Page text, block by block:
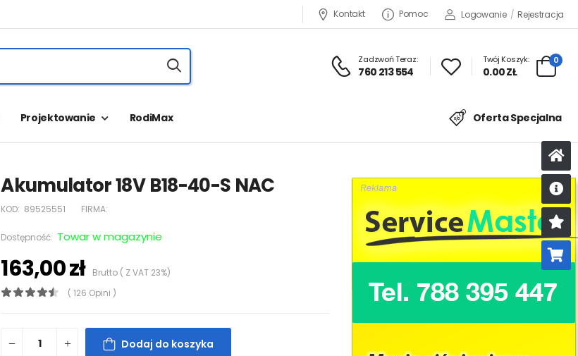
Kontakt Pomoc Logowanie / Rejestracja
Zadzwoń Teraz:
760 213 554
Twój Koszyk:
0.00 ZŁ
0
Projektowanie RodiMax Oferta Specjalna
Akumulator 18V B18-40-S NAC
KOD: 89525551 FIRMA:
Dostępność: Towar w magazynie
163,00 złBrutto ( Z VAT 23%)
( 126 Opini )
Dodaj do koszyka